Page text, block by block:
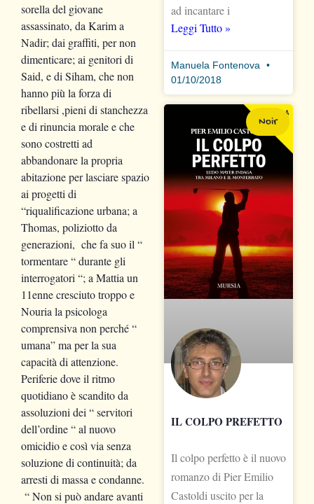
sorella del giovane
assassinato, da Karim a
Nadir; dai graffiti, per non
dimenticare; ai genitori di
Said, e di Siham, che non
hanno più la forza di
ribellarsi ,pieni di stanchezza
e di rinuncia morale e che
sono costretti ad
abbandonare la propria
abitazione per lasciare spazio
ai progetti di
“riqualificazione urbana; a
Thomas, poliziotto da
generazioni, che fa suo il “
tormentare “ durante gli
interrogatori “; a Mattia un
11enne cresciuto troppo e
Nouria la psicologa
comprensiva non perché “
umana” ma per la sua
capacità di attenzione.
Periferie dove il ritmo
quotidiano è scandito da
assoluzioni dei “ servitori
dell’ordine “ al nuovo
omicidio e così via senza
soluzione di continuità; da
arresti di massa e condanne.
“ Non si può andare avanti
ad incantare i
Leggi Tutto »
Manuela Fontenova
01/10/2018
Noir
IL COLPO PREFETTO
Il colpo perfetto è il nuovo
romanzo di Pier Emilio
Castoldi uscito per la